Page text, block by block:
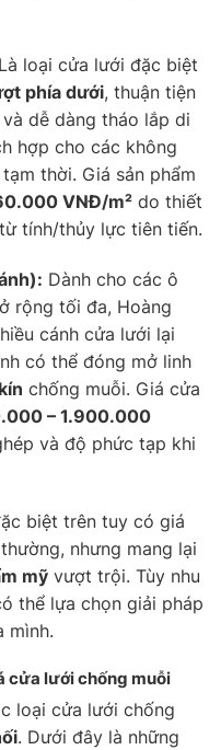
Là loại cửa lưới đặc biệt
phía dưới, thuận tiện
dễ dàng tháo lắp di
hợp cho các không
thời. Giá sản phẩm
VNĐ/m² do thiết
tính/thủy lực tiên tiến.
Dành cho các ô
rộng tối đa, Hoàng
cánh cửa lưới lại
có thể đóng mở linh
chống muỗi. Giá cửa
– 1.900.000
và độ phức tạp khi
biệt trên tuy có giá
nhưng mang lại
mỹ vượt trội. Tùy nhu
thể lựa chọn giải pháp
mình.
cửa lưới chống muỗi
loại cửa lưới chống
. Dưới đây là những